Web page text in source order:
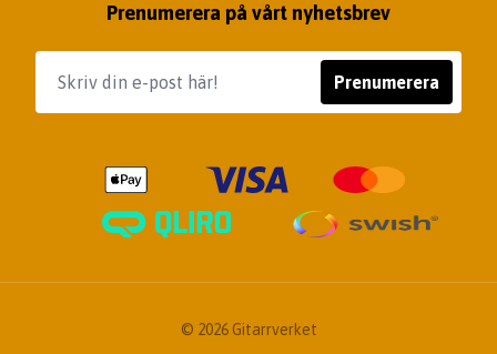
Prenumerera på vårt nyhetsbrev
Prenumerera
© 2026 Gitarrverket